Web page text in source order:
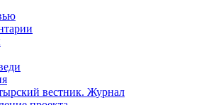
вестник. Журнал